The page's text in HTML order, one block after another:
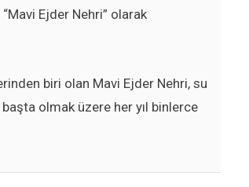
Ejder Nehri” olarak
biri olan Mavi Ejder Nehri, su
başta olmak üzere her yıl binlerce